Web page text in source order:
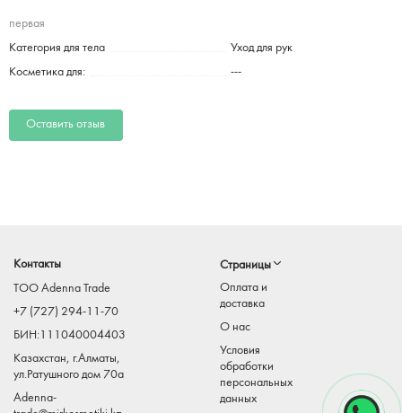
первая
Категория для тела Уход для рук
Косметика для: ---
Оставить отзыв
Контакты
TOO Adenna Trade
+7 (727) 294-11-70
БИН:111040004403
Казахстан, г.Алматы,
ул.Ратушного дом 70а
Adenna-
Страницы
Оплата и
доставка
О нас
Условия
обработки
персональных
данных